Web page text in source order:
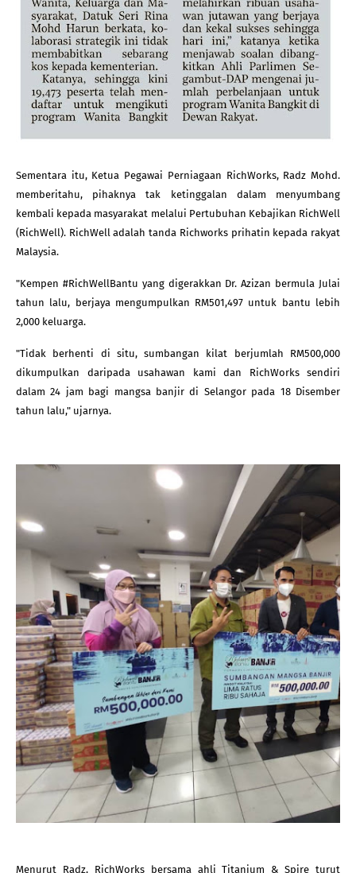
Sementara itu, Ketua Pegawai Perniagaan RichWorks, Radz Mohd.
memberitahu, pihaknya tak ketinggalan dalam menyumbang
kembali kepada masyarakat melalui Pertubuhan Kebajikan RichWell
(RichWell). RichWell adalah tanda Richworks prihatin kepada rakyat
Malaysia.
"Kempen #RichWellBantu yang digerakkan Dr. Azizan bermula Julai
tahun lalu, berjaya mengumpulkan RM501,497 untuk bantu lebih
2,000 keluarga.
"Tidak berhenti di situ, sumbangan kilat berjumlah RM500,000
dikumpulkan daripada usahawan kami dan RichWorks sendiri
dalam 24 jam bagi mangsa banjir di Selangor pada 18 Disember
tahun lalu," ujarnya.
Menurut Radz, RichWorks bersama ahli Titanium & Spire turut